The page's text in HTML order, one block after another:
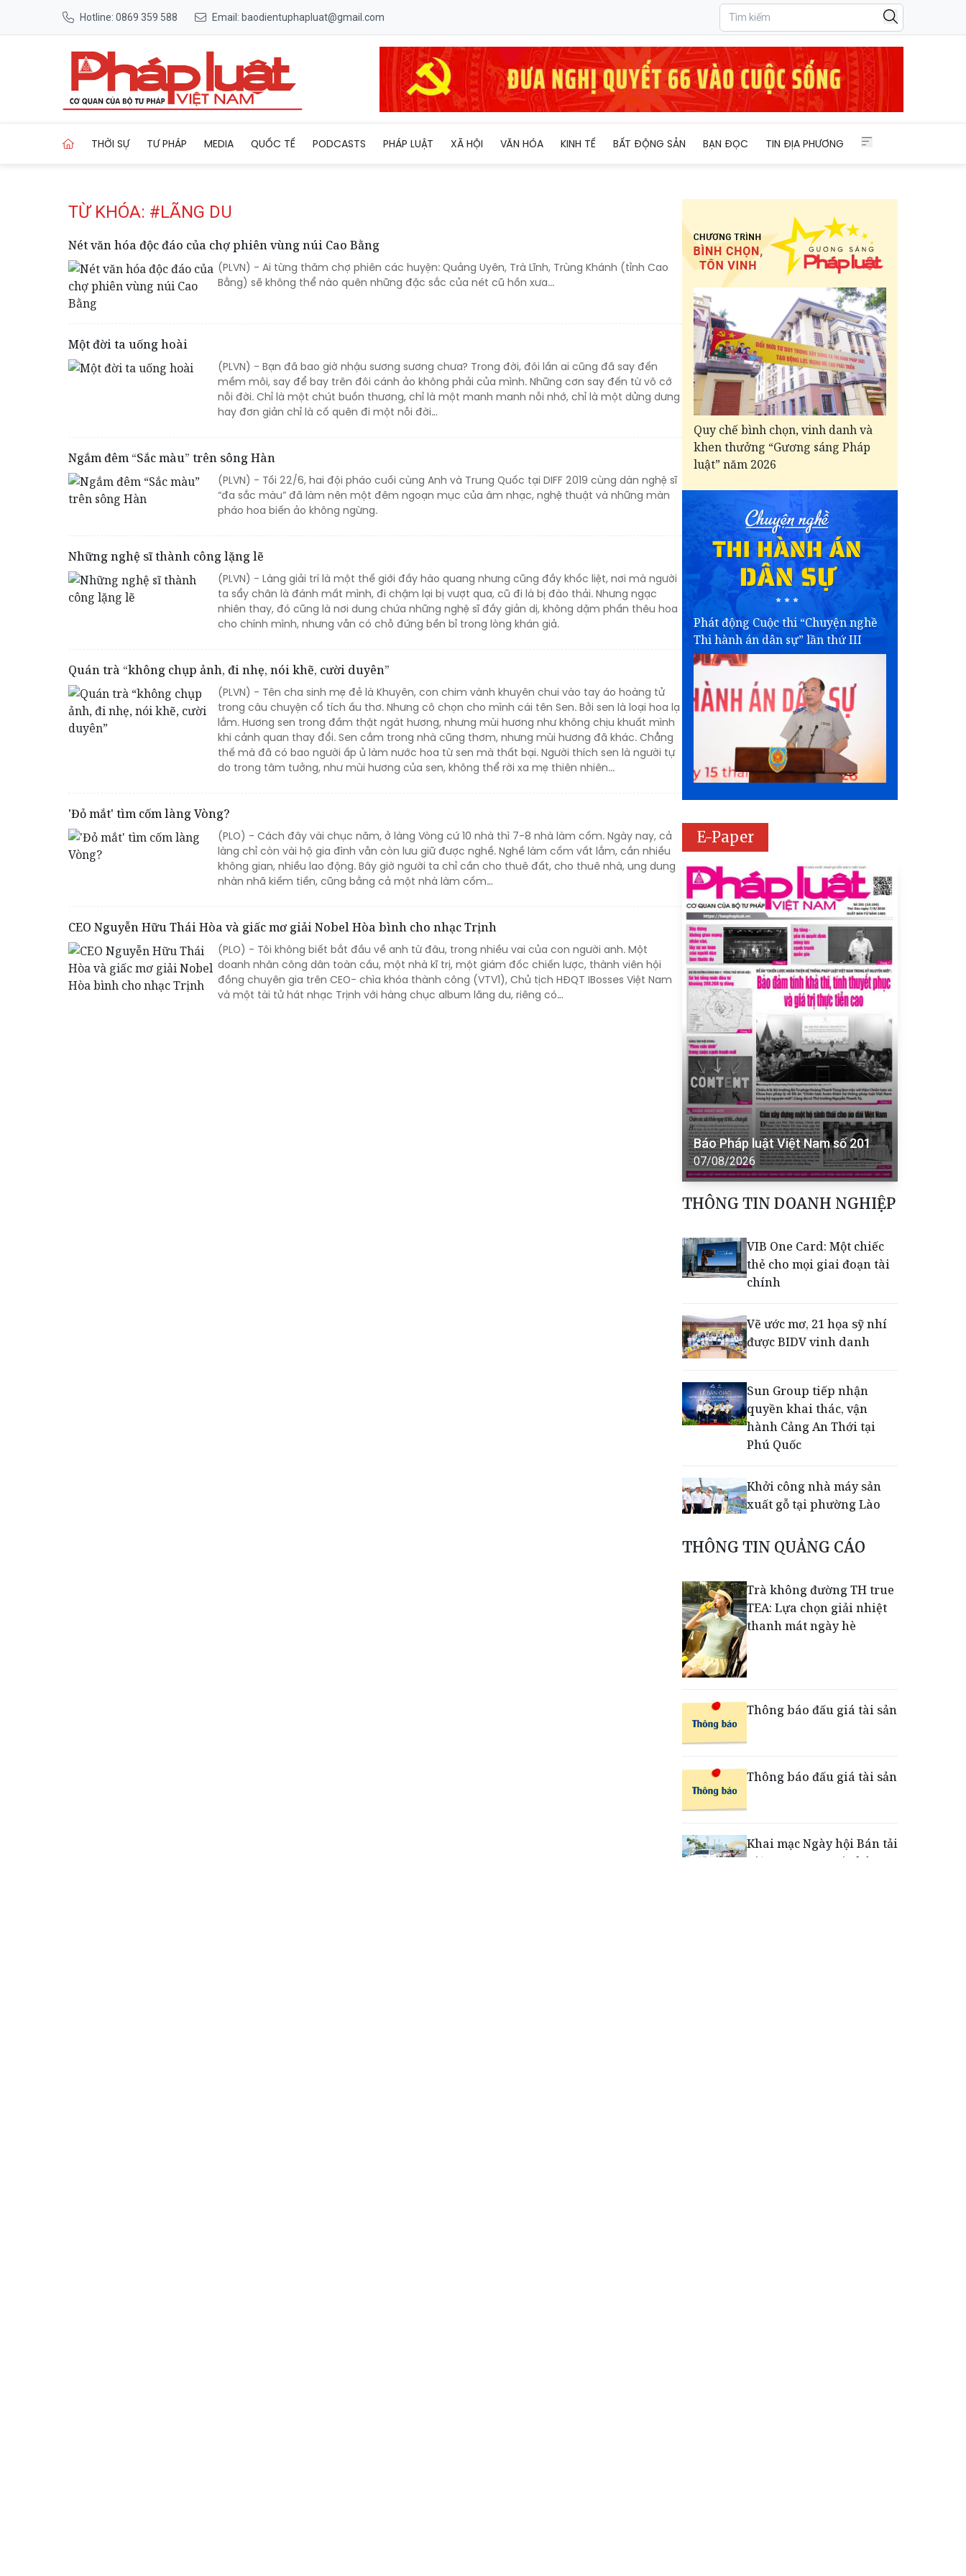
Hotline: 0869 359 588 Email: baodientuphapluat@gmail.com
THỜI SỰ TƯ PHÁP MEDIA QUỐC TẾ PODCASTS PHÁP LUẬT XÃ HỘI VĂN HÓA KINH TẾ BẤT ĐỘNG SẢN BẠN ĐỌC TIN ĐỊA PHƯƠNG
TỪ KHÓA: #LÃNG DU
Nét văn hóa độc đáo của chợ phiên vùng núi Cao Bằng
(PLVN) - Ai từng thăm chợ phiên các huyện: Quảng Uyên, Trà Lĩnh, Trùng Khánh (tỉnh Cao
Bằng) sẽ không thể nào quên những đặc sắc của nét cũ hồn xưa...
Một đời ta uống hoài
(PLVN) - Bạn đã bao giờ nhậu sương sương chưa? Trong đời, đôi lần ai cũng đã say đến
mềm môi, say để bay trên đôi cánh ảo không phải của mình. Những cơn say đến từ vô cớ
nỗi đời. Chỉ là một chút buồn thương, chỉ là một manh manh nỗi nhớ, chỉ là một dửng dưng
hay đơn giản chỉ là cố quên đi một nỗi đời…
Ngắm đêm “Sắc màu” trên sông Hàn
(PLVN) - Tối 22/6, hai đội pháo cuối cùng Anh và Trung Quốc tại DIFF 2019 cùng dàn nghệ sĩ
“đa sắc màu” đã làm nên một đêm ngoạn mục của âm nhạc, nghệ thuật và những màn
pháo hoa biến ảo không ngừng.
Những nghệ sĩ thành công lặng lẽ
(PLVN) - Làng giải trí là một thế giới đầy hào quang nhưng cũng đầy khốc liệt, nơi mà người
ta sẩy chân là đánh mất mình, đi chậm lại bị vượt qua, cũ đi là bị đào thải. Nhưng ngạc
nhiên thay, đó cũng là nơi dung chứa những nghệ sĩ đầy giản dị, không dặm phấn thêu hoa
cho chính mình, nhưng vẫn có chỗ đứng bền bỉ trong lòng khán giả.
Quán trà “không chụp ảnh, đi nhẹ, nói khẽ, cười duyên”
(PLVN) - Tên cha sinh mẹ đẻ là Khuyên, con chim vành khuyên chui vào tay áo hoàng tử
trong câu chuyện cổ tích ấu thơ. Nhưng cô chọn cho mình cái tên Sen. Bởi sen là loại hoa lạ
lắm. Hương sen trong đầm thật ngát hương, nhưng mùi hương như không chịu khuất mình
khi cảnh quan thay đổi. Sen cắm trong nhà cũng thơm, nhưng mùi hương đã khác. Chẳng
thế mà đã có bao người ấp ủ làm nước hoa từ sen mà thất bại. Người thích sen là người tự
do trong tâm tưởng, như mùi hương của sen, không thể rời xa mẹ thiên nhiên...
'Đỏ mắt' tìm cốm làng Vòng?
(PLO) - Cách đây vài chục năm, ở làng Vòng cứ 10 nhà thì 7-8 nhà làm cốm. Ngày nay, cả
làng chỉ còn vài hộ gia đình vẫn còn lưu giữ được nghề. Nghề làm cốm vất lắm, cần nhiều
không gian, nhiều lao động. Bây giờ người ta chỉ cần cho thuê đất, cho thuê nhà, ung dung
nhàn nhã kiếm tiền, cũng bằng cả một nhà làm cốm…
CEO Nguyễn Hữu Thái Hòa và giấc mơ giải Nobel Hòa bình cho nhạc Trịnh
(PLO) - Tôi không biết bắt đầu về anh từ đâu, trong nhiều vai của con người anh. Một
doanh nhân công dân toàn cầu, một nhà kĩ trị, một giám đốc chiến lược, thành viên hội
đồng chuyên gia trên CEO- chìa khóa thành công (VTV1), Chủ tịch HĐQT IBosses Việt Nam
và một tài tử hát nhạc Trịnh với hàng chục album lãng du, riêng có…
Quy chế bình chọn, vinh danh và
khen thưởng “Gương sáng Pháp
luật” năm 2026
Phát động Cuộc thi “Chuyện nghề
Thi hành án dân sự” lần thứ III
E-Paper
Báo Pháp luật Việt Nam số 201
07/08/2026
THÔNG TIN DOANH NGHIỆP
VIB One Card: Một chiếc
thẻ cho mọi giai đoạn tài
chính
Vẽ ước mơ, 21 họa sỹ nhí
được BIDV vinh danh
Sun Group tiếp nhận
quyền khai thác, vận
hành Cảng An Thới tại
Phú Quốc
Khởi công nhà máy sản
xuất gỗ tại phường Lào
Thơ - Đà Lạt sau gần 6
năm
THÔNG TIN QUẢNG CÁO
Trà không đường TH true
TEA: Lựa chọn giải nhiệt
thanh mát ngày hè
Thông báo đấu giá tài sản
Thông báo đấu giá tài sản
Khai mạc Ngày hội Bán tải
Việt Nam 2026 tại Chân